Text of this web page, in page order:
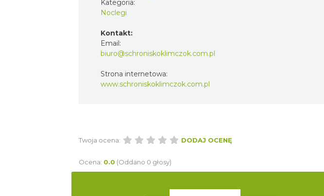
Kategoria:
Noclegi
Kontakt:
Email:
biuro@schroniskoklimczok.com.pl
Strona internetowa:
www.schroniskoklimczok.com.pl
Twoja ocena: DODAJ OCENĘ
Ocena: 0.0 (Oddano 0 głosy)